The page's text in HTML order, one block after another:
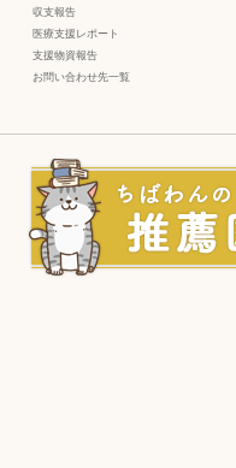
収支報告
医療支援レポート
支援物資報告
お問い合わせ先一覧